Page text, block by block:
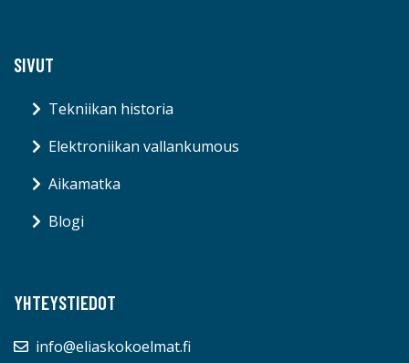
SIVUT
Tekniikan historia
Elektroniikan vallankumous
Aikamatka
Blogi
YHTEYSTIEDOT
info@eliaskokoelmat.fi